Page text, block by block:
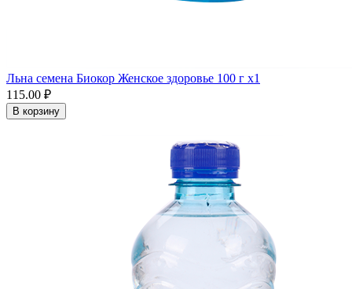
Льна семена Биокор Женское здоровье 100 г x1
115.00 ₽
В корзину